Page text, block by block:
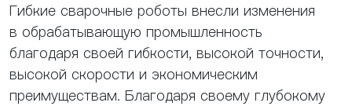
Гибкие сварочные роботы внесли изменения
в обрабатывающую промышленность
благодаря своей гибкости, высокой точности,
высокой скорости и экономическим
преимуществам. Благодаря своему глубокому